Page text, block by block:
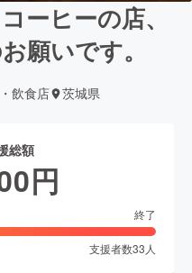
ーヒーの店、
願いです。
飲食店 茨城県
総額
円
終了
支援者数33 人